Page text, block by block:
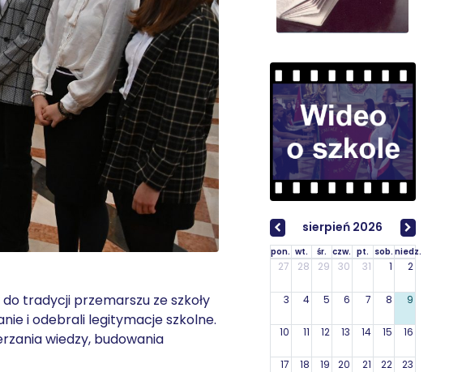
tradycji przemarszu ze szkoły
i odebrali legitymacje szkolne.
wiedzy, budowania
sierpień 2026
pon. wt. śr. czw. pt. sob. niedz.
27 28 29 30 31 1 2
3 4 5 6 7 8 9
10 11 12 13 14 15 16
17 18 19 20 21 22 23